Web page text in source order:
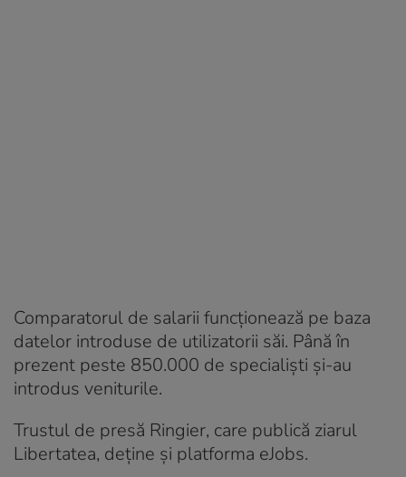
Comparatorul de salarii funcționează pe baza
datelor introduse de utilizatorii săi. Până în
prezent peste 850.000 de specialiști și-au
introdus veniturile.
Trustul de presă Ringier, care publică ziarul
Libertatea, deține și platforma eJobs.